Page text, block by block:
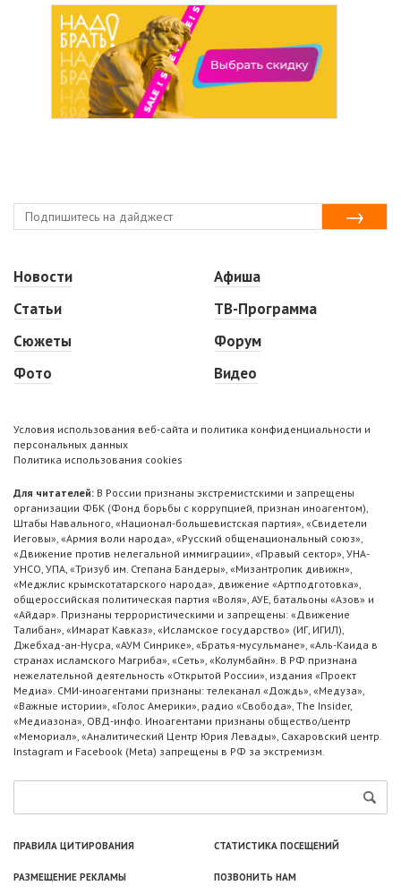
Новости
Статьи
Сюжеты
Фото
Афиша
ТВ-Программа
Форум
Видео
Условия использования веб-сайта и политика конфиденциальности и
персональных данных
Политика использования cookies
Для читателей: В России признаны экстремистскими и запрещены
организации ФБК (Фонд борьбы с коррупцией, признан иноагентом),
Штабы Навального, «Национал-большевистская партия», «Свидетели
Иеговы», «Армия воли народа», «Русский общенациональный союз»,
«Движение против нелегальной иммиграции», «Правый сектор», УНА-
УНСО, УПА, «Тризуб им. Степана Бандеры», «Мизантропик дивижн»,
«Меджлис крымскотатарского народа», движение «Артподготовка»,
общероссийская политическая партия «Воля», АУЕ, батальоны «Азов» и
«Айдар». Признаны террористическими и запрещены: «Движение
Талибан», «Имарат Кавказ», «Исламское государство» (ИГ, ИГИЛ),
Джебхад-ан-Нусра, «АУМ Синрике», «Братья-мусульмане», «Аль-Каида в
странах исламского Магриба», «Сеть», «Колумбайн». В РФ признана
нежелательной деятельность «Открытой России», издания «Проект
Медиа». СМИ-иноагентами признаны: телеканал «Дождь», «Медуза»,
«Важные истории», «Голос Америки», радио «Свобода», The Insider,
«Медиазона», ОВД-инфо. Иноагентами признаны общество/центр
«Мемориал», «Аналитический Центр Юрия Левады», Сахаровский центр.
Instagram и Facebook (Metа) запрещены в РФ за экстремизм.
ПРАВИЛА ЦИТИРОВАНИЯ СТАТИСТИКА ПОСЕЩЕНИЙ
РАЗМЕЩЕНИЕ РЕКЛАМЫ ПОЗВОНИТЬ НАМ